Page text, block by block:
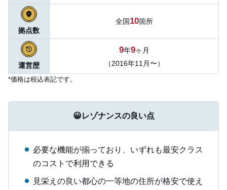
拠点数
全国10箇所
運営歴
9年9ヶ月
（2016年11月〜）
*価格は税込表記です。
😀レゾナンスの良い点
必要な機能が揃っており、いずれも最安クラス
のコストで利用できる
見栄えの良い都心の一等地の住所が格安で使え